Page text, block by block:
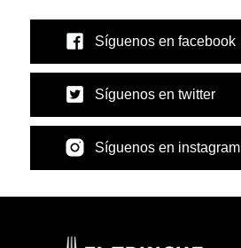
Síguenos en facebook
Síguenos en twitter
Síguenos en instagram